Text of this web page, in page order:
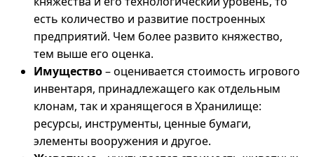
есть количество и развитие построенных
предприятий. Чем более развито княжество,
тем выше его оценка.
Имущество– оценивается стоимость игрового
инвентаря, принадлежащего как отдельным
клонам, так и хранящегося в Хранилище:
ресурсы, инструменты, ценные бумаги,
элементы вооружения и другое.